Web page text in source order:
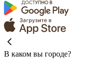
В каком вы городе?